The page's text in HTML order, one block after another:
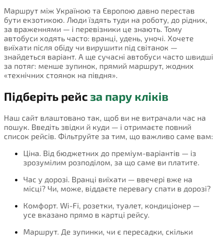
Маршрут між Україною та Європою давно перестав
бути екзотикою. Люди їздять туди на роботу, до рідних,
за враженнями — і перевізники це знають. Тому
автобуси ходять часто: вранці, удень, уночі. Хочете
виїхати після обіду чи вирушити під світанок —
знайдеться варіант. А ще сучасні автобуси часто швидші
за потяг: менше зупинок, прямий маршрут, жодних
«технічних стоянок на півдня».
Підберіть рейсза пару кліків
Наш сайт влаштовано так, щоб ви не витрачали час на
пошук. Введіть звідки й куди — і отримаєте повний
список рейсів. Фільтруйте за тим, що важливо саме вам:
Ціна. Від бюджетних до преміум-варіантів — із
зрозумілим розподілом, за що саме ви платите.
Час у дорозі. Вранці виїхати — ввечері вже на
місці? Чи, може, віддаєте перевагу спати в дорозі?
Комфорт. Wi-Fi, розетки, туалет, кондиціонер —
усе вказано прямо в картці рейсу.
Маршрут. Де зупинки, чи є пересадки, скільки